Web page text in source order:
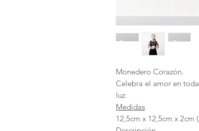
Monedero Corazón.
Celebra el amor en
luz.
Medidas
12,5cm x 12,5cm x 2cm